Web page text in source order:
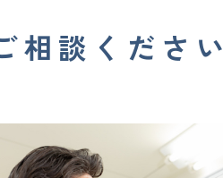
相談ください